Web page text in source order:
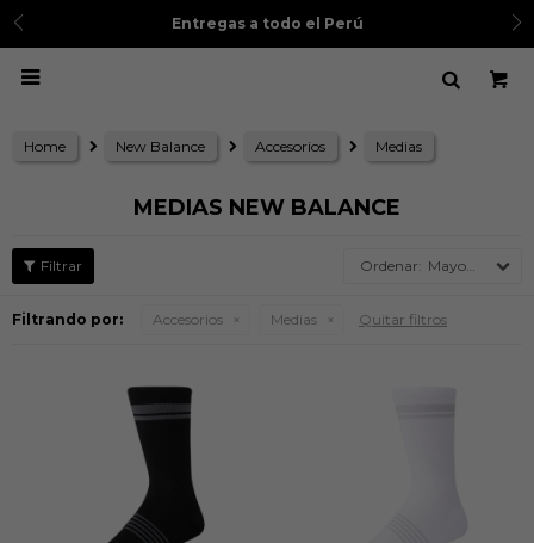
Entregas a todo el Perú

Home New Balance Accesorios Medias
MEDIAS NEW BALANCE
Mayor precio
Filtrando por: Accesorios Medias Quitar filtros